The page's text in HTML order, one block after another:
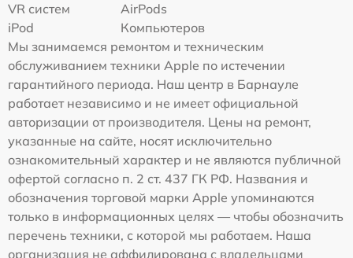
VR систем
AirPods
iPod
Компьютеров
Мы занимаемся ремонтом и техническим
обслуживанием техники Apple по истечении
гарантийного периода. Наш центр в Барнауле
работает независимо и не имеет официальной
авторизации от производителя. Цены на ремонт,
указанные на сайте, носят исключительно
ознакомительный характер и не являются публичной
офертой согласно п. 2 ст. 437 ГК РФ. Названия и
обозначения торговой марки Apple упоминаются
только в информационных целях — чтобы обозначить
перечень техники, с которой мы работаем. Наша
организация не аффилирована с владельцами